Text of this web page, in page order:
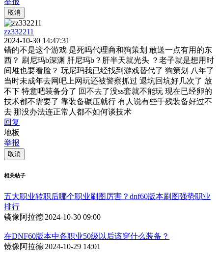
取消
zz332211
2024-10-30 14:47:31
错的不是这个游戏 是死吗代理商和狗策划 敢送一点有用的东
西？ 刷尼玛b深渊 肝尼玛b？肝半天就光头 ？老子就是想用时
间堆也要看脸？ 玩尼玛我已经找到游戏替代了 狗策划 八年了
当时未成年去网吧上网玩还被警察抓过 退坑回坑好几次了 放
不下 特意吧装备分了 回不去了没ss套就不能玩 现在已经卵的
技术都不需要了 靠装备碾压就行 有人说有些手残装备好过不
去 那没办法连正常人都不如何谈技术
回复
地板
举报
取消
相关帖子
五大职业转职后哪个职业刷图厉害？dnf60版本刷图强势职业
排行
镜像阿拉德|2024-10-30 09:00
在DNF60版本中各职业50级以后该穿什么装备？
镜像阿拉德|2024-10-29 14:01